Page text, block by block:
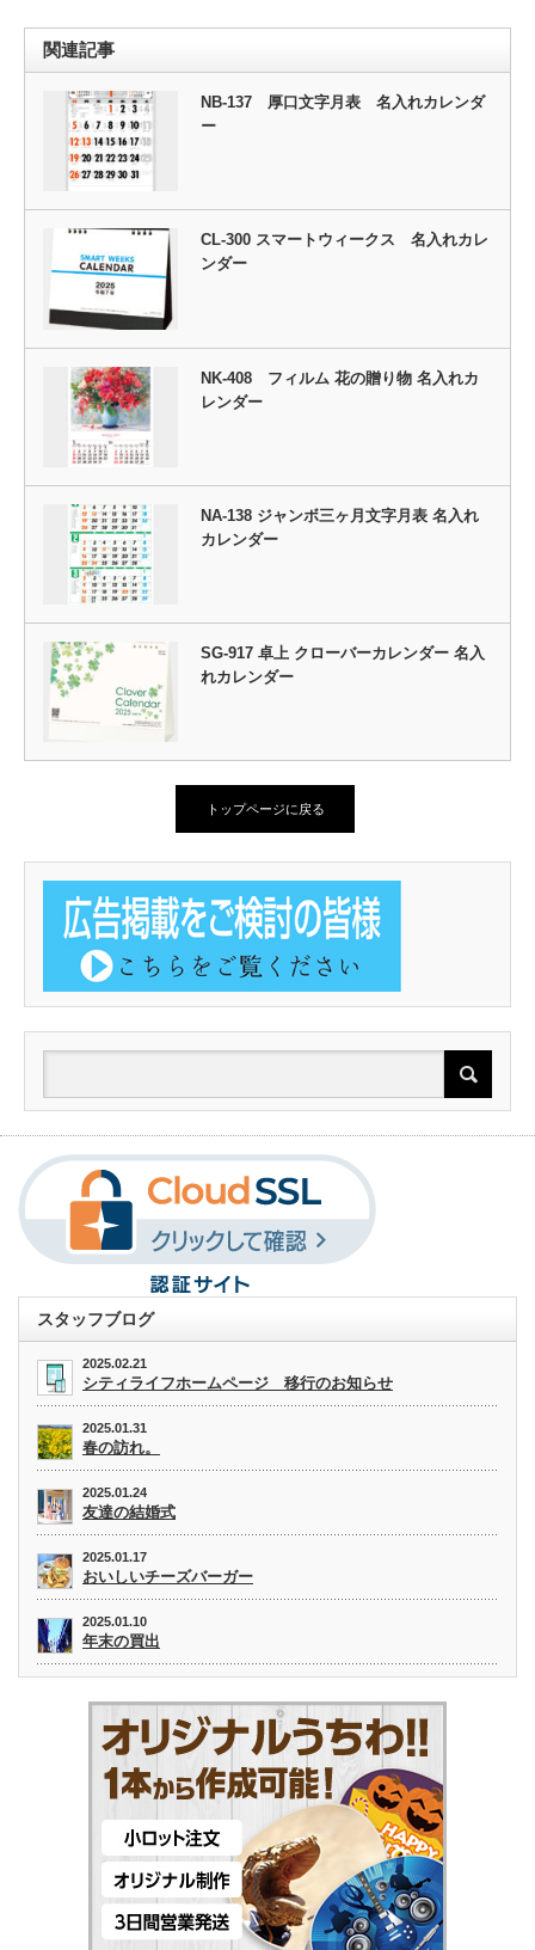
関連記事
NB-137 厚口文字月表 名入れカレンダ
ー
CL-300 スマートウィークス 名入れカレ
ンダー
NK-408 フィルム 花の贈り物 名入れカ
レンダー
NA-138 ジャンボ三ヶ月文字月表 名入れ
カレンダー
SG-917 卓上 クローバーカレンダー 名入
れカレンダー
トップページに戻る
スタッフブログ
2025.02.21
シティライフホームページ 移行のお知らせ
2025.01.31
春の訪れ。
2025.01.24
友達の結婚式
2025.01.17
おいしいチーズバーガー
2025.01.10
年末の買出